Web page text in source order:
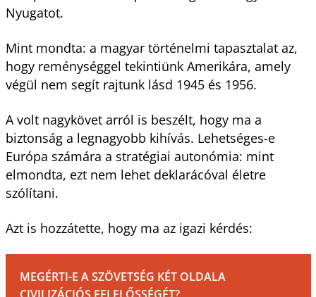
Nyugatot.
Mint mondta: a magyar történelmi tapasztalat az,
hogy reménységgel tekintiünk Amerikára, amely
végül nem segít rajtunk lásd 1945 és 1956.
A volt nagykövet arról is beszélt, hogy ma a
biztonság a legnagyobb kihívás. Lehetséges-e
Európa számára a stratégiai autonómia: mint
elmondta, ezt nem lehet deklarácóval életre
szólítani.
Azt is hozzátette, hogy ma az igazi kérdés:
MEGÉRTI-E A SZÖVETSÉG KÉT OLDALA